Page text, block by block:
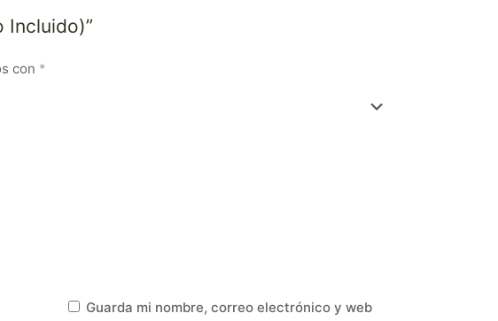
Incluido)”
con *
Guarda mi nombre, correo electrónico y web